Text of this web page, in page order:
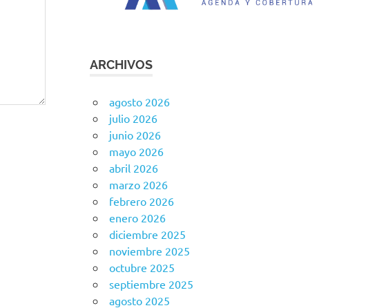
ARCHIVOS
agosto 2026
julio 2026
junio 2026
mayo 2026
abril 2026
marzo 2026
febrero 2026
enero 2026
diciembre 2025
noviembre 2025
octubre 2025
septiembre 2025
agosto 2025